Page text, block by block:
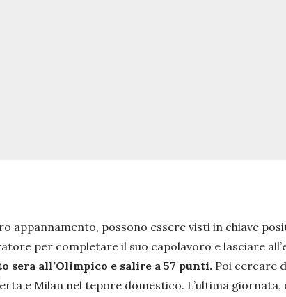
appannamento, possono essere visti in chiave
per completare il suo capolavoro e lasciare
sera all’Olimpico e salire a 57 punti. Poi cercare
e Milan nel tepore domestico. L’ultima